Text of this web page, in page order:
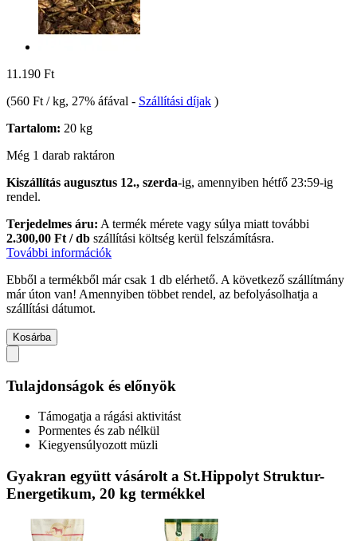
11.190 Ft
(560 Ft / kg, 27% áfával - Szállítási díjak )
Tartalom: 20 kg
Még 1 darab raktáron
Kiszállítás augusztus 12., szerda-ig, amennyiben hétfő 23:59-ig
rendel.
Terjedelmes áru: A termék mérete vagy súlya miatt további
2.300,00 Ft / db szállítási költség kerül felszámításra.
További információk
Ebből a termékből már csak 1 db elérhető. A következő szállítmány
már úton van! Amennyiben többet rendel, az befolyásolhatja a
szállítási dátumot.
Kosárba
Tulajdonságok és előnyök
Támogatja a rágási aktivitást
Pormentes és zab nélkül
Kiegyensúlyozott müzli
Gyakran együtt vásárolt a St.Hippolyt Struktur-
Energetikum, 20 kg termékkel